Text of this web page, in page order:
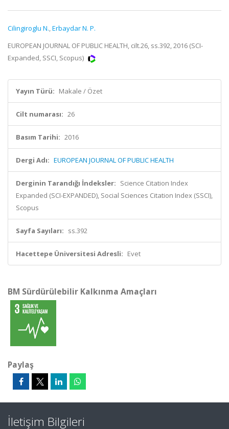
Cilingiroglu N.,Erbaydar N. P.
EUROPEAN JOURNAL OF PUBLIC HEALTH, cilt.26, ss.392, 2016 (SCI-
Expanded, SSCI, Scopus)
Yayın Türü: Makale / Özet
Cilt numarası: 26
Basım Tarihi: 2016
Dergi Adı: EUROPEAN JOURNAL OF PUBLIC HEALTH
Derginin Tarandığı İndeksler: Science Citation Index
Expanded (SCI-EXPANDED), Social Sciences Citation Index (SSCI),
Scopus
Sayfa Sayıları: ss.392
Hacettepe Üniversitesi Adresli: Evet
BM Sürdürülebilir Kalkınma Amaçları
Paylaş
İletişim Bilgileri